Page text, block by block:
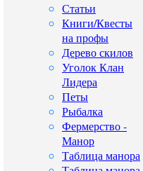
Статьи
Книги/Квесты
на профы
Дерево скилов
Уголок Клан
Лидера
Петы
Рыбалка
Фермерство -
Манор
Таблица манора